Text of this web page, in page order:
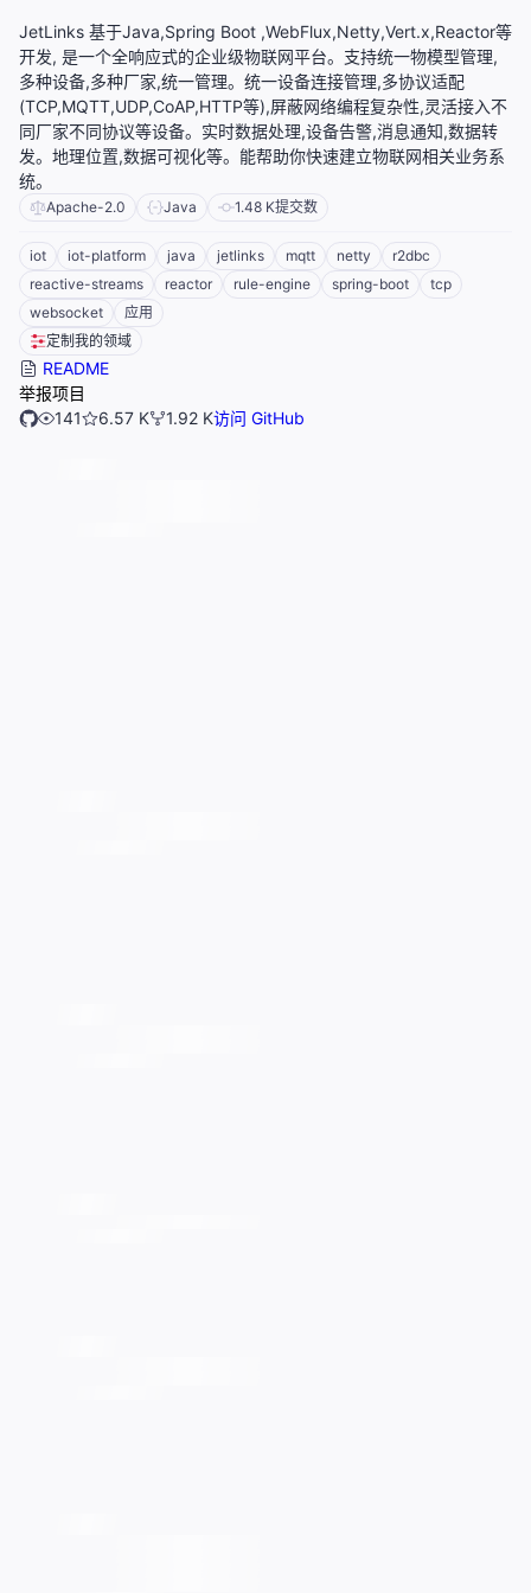
JetLinks 基于Java,Spring Boot ,WebFlux,Netty,Vert.x,Reactor等
开发, 是一个全响应式的企业级物联网平台。支持统一物模型管理,
多种设备,多种厂家,统一管理。统一设备连接管理,多协议适配
(TCP,MQTT,UDP,CoAP,HTTP等),屏蔽网络编程复杂性,灵活接入不
同厂家不同协议等设备。实时数据处理,设备告警,消息通知,数据转
发。地理位置,数据可视化等。能帮助你快速建立物联网相关业务系
统。
Apache-2.0 Java 1.48 K提交数
iot iot-platform java jetlinks mqtt netty
r2dbc
reactive-streams
reactor rule-engine spring-boot
tcp
websocket
应用
定制我的领域
README
举报项目
141
6.57 K 1.92 K访问 GitHub